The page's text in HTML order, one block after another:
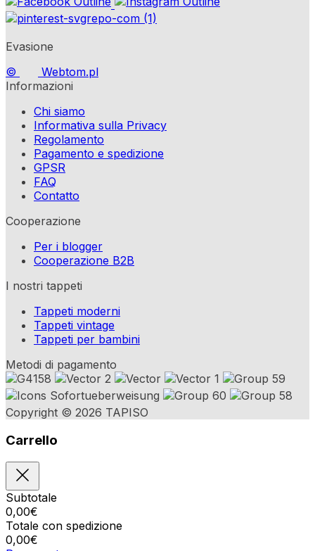
Evasione
©
Webtom.pl
Informazioni
Chi siamo
Informativa sulla Privacy
Regolamento
Pagamento e spedizione
GPSR
FAQ
Contatto
Cooperazione
Per i blogger
Cooperazione B2B
I nostri tappeti
Tappeti moderni
Tappeti vintage
Tappeti per bambini
Metodi di pagamento
Copyright © 2026 TAPISO
Carrello
Subtotale
0,00€
Totale con spedizione
0,00€